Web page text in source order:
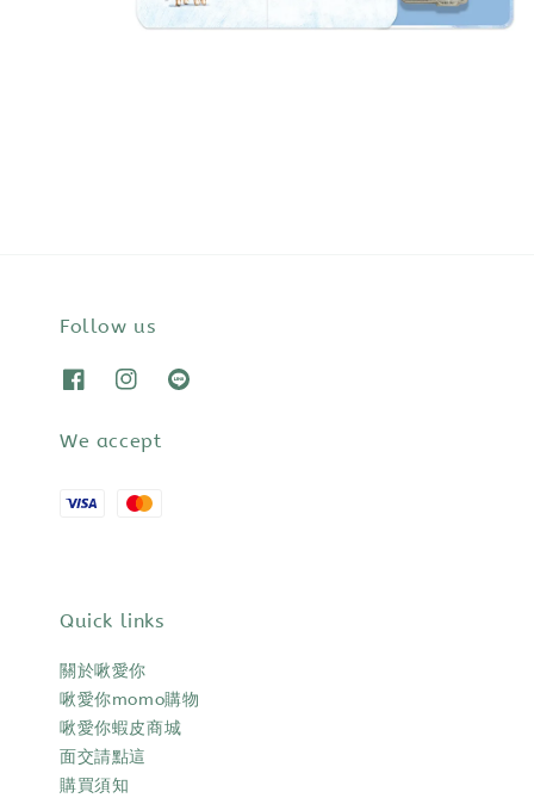
Follow us
We accept
Quick links
關於啾愛你
啾愛你momo購物
啾愛你蝦皮商城
面交請點這
購買須知